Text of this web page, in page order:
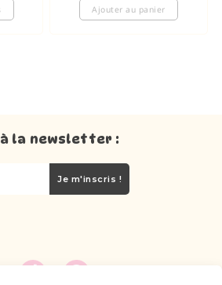
Ajouter au panier
la newsletter :
Je m'inscris !